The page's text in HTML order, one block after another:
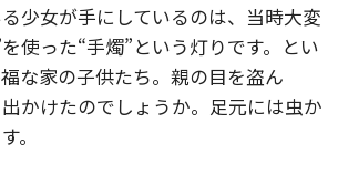
少女が手にしているのは、当時大変
使った“手燭”という灯りです。とい
な家の子供たち。親の目を盗ん
かけたのでしょうか。足元には虫か
。